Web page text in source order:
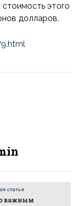
этого
долларов.
статья
важным